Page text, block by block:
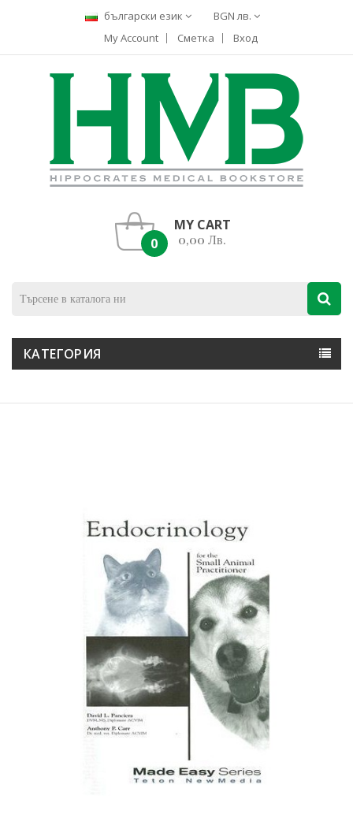
български език
BGN лв.
My Account
Сметка Вход
MY CART
0
0,00 Лв.
КАТЕГОРИЯ